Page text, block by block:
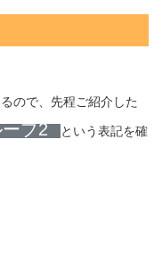
ので、先程ご紹介した
プ2
という表記を確